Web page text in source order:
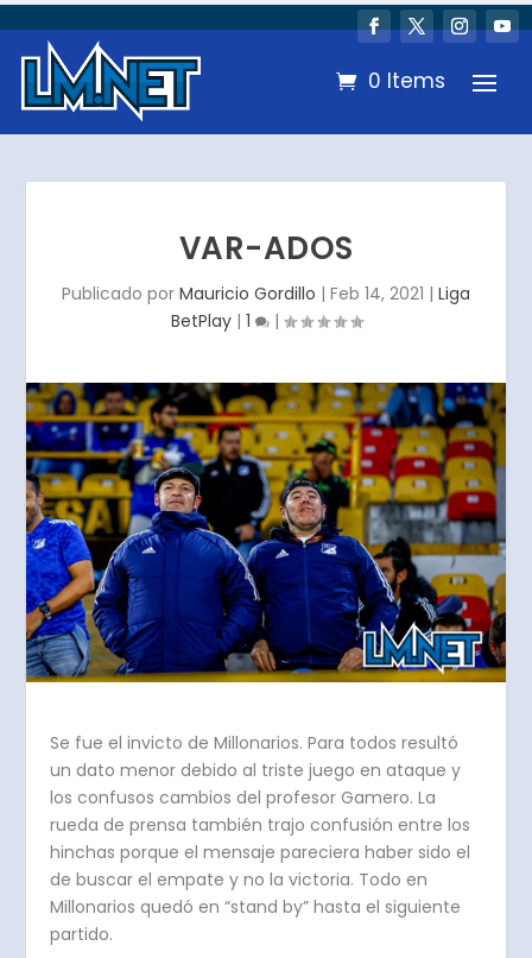
0 Items
VAR-ADOS
Publicado por Mauricio Gordillo | Feb 14, 2021 | Liga
BetPlay| 1 |
Se fue el invicto de Millonarios. Para todos resultó
un dato menor debido al triste juego en ataque y
los confusos cambios del profesor Gamero. La
rueda de prensa también trajo confusión entre los
hinchas porque el mensaje pareciera haber sido el
de buscar el empate y no la victoria. Todo en
Millonarios quedó en “stand by” hasta el siguiente
partido.